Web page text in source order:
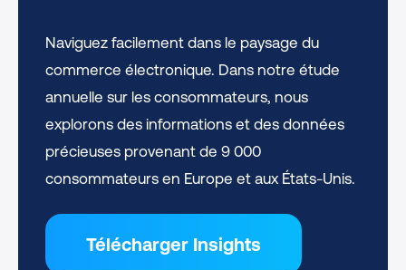
Naviguez facilement dans le paysage du
commerce électronique. Dans notre étude
annuelle sur les consommateurs, nous
explorons des informations et des données
précieuses provenant de 9 000
consommateurs en Europe et aux États-Unis.
Télécharger Insights